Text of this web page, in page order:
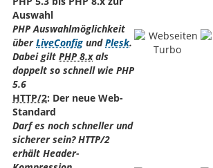
Auswahl
PHP Auswahlmöglichkeit
überLiveConfig undPlesk.
Dabei gilt PHP 8.xals
doppelt so schnell wie PHP
5.6
HTTP/2: Der neue Web-
Standard
Darf es noch schneller und
sicherer sein? HTTP/2
erhält Header-